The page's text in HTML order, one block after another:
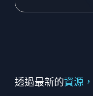
透過最新的資源，